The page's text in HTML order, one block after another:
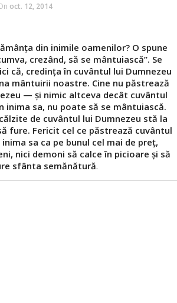
oct. 12, 2014
din inimile oamenilor? O spune
crezând, să se mântuiască”. Se
că, credinţa în cuvântul lui Dumnezeu
mântuirii noastre. Cine nu păstrează
— şi nimic altceva decât cuvântul
inima sa, nu poate să se mântuiască.
de cuvântul lui Dumnezeu stă la
fure. Fericit cel ce păstrează cuvântul
sa ca pe bunul cel mai de preţ,
nici demoni să calce în picioare şi să
sfânta semănătură.